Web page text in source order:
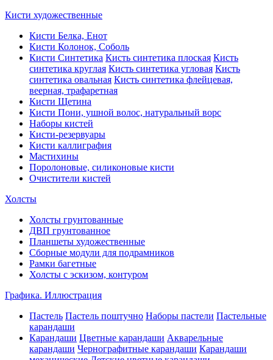
Кисти художественные
Кисти Белка, Енот
Кисти Колонок, Соболь
Кисти Синтетика Кисть синтетика плоская Кисть
синтетика круглая Кисть синтетика угловая Кисть
синтетика овальная Кисть синтетика флейцевая,
веерная, трафаретная
Кисти Щетина
Кисти Пони, ушной волос, натуральный ворс
Наборы кистей
Кисти-резервуары
Кисти каллиграфия
Мастихины
Поролоновые, силиконовые кисти
Очистители кистей
Холсты
Холсты грунтованные
ДВП грунтованное
Планшеты художественные
Сборные модули для подрамников
Рамки багетные
Холсты c эскизом, контуром
Графика. Иллюстрация
Пастель Пастель поштучно Наборы пастели Пастельные
карандаши
Карандаши Цветные карандаши Акварельные
карандаши Чернографитные карандаши Карандаши